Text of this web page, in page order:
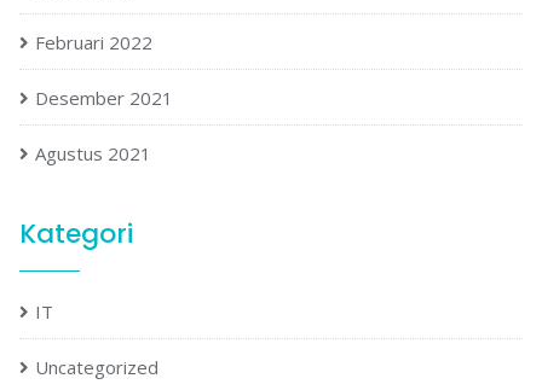
Februari 2022
Desember 2021
Agustus 2021
Kategori
IT
Uncategorized